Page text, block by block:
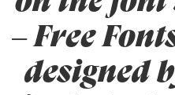
– Free
designed